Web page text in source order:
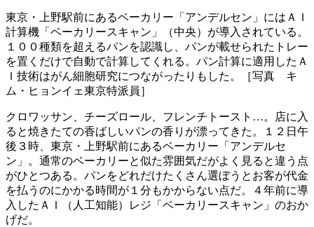
東京・上野駅前にあるベーカリー「アンデルセン」にはＡＩ
計算機「ベーカリースキャン」（中央）が導入されている。
１００種類を超えるパンを認識し、パンが載せられたトレー
を置くだけで自動で計算してくれる。パン計算に適用したＡ
Ｉ技術はがん細胞研究につながったりもした。［写真 キ
ム・ヒョンイェ東京特派員］
クロワッサン、チーズロール、フレンチトースト…。店に入
ると焼きたての香ばしいパンの香りが漂ってきた。１２日午
後３時、東京・上野駅前にあるベーカリー「アンデルセ
ン」。通常のベーカリーと似た雰囲気だがよく見ると違う点
がひとつある。パンをどれだけたくさん選ぼうとお客が代金
を払うのにかかる時間が１分もかからない点だ。４年前に導
入したＡＩ（人工知能）レジ「ベーカリースキャン」のおか
げだ。